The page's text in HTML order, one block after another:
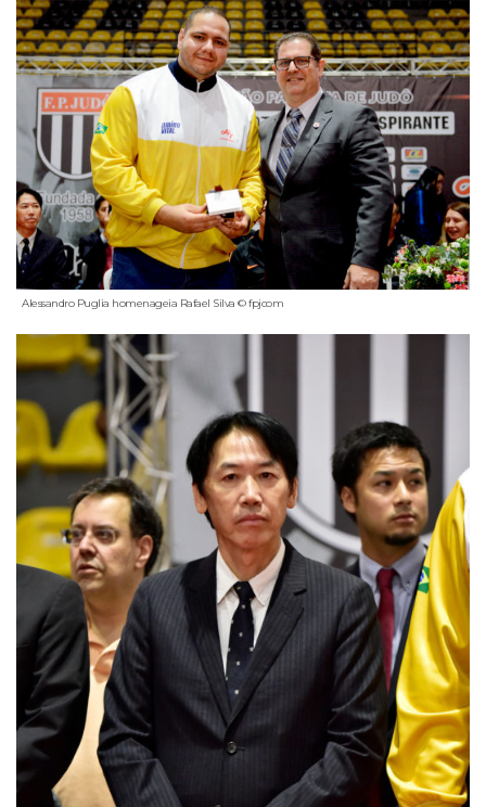
Alessandro Puglia homenageia Rafael Silva © fpjcom